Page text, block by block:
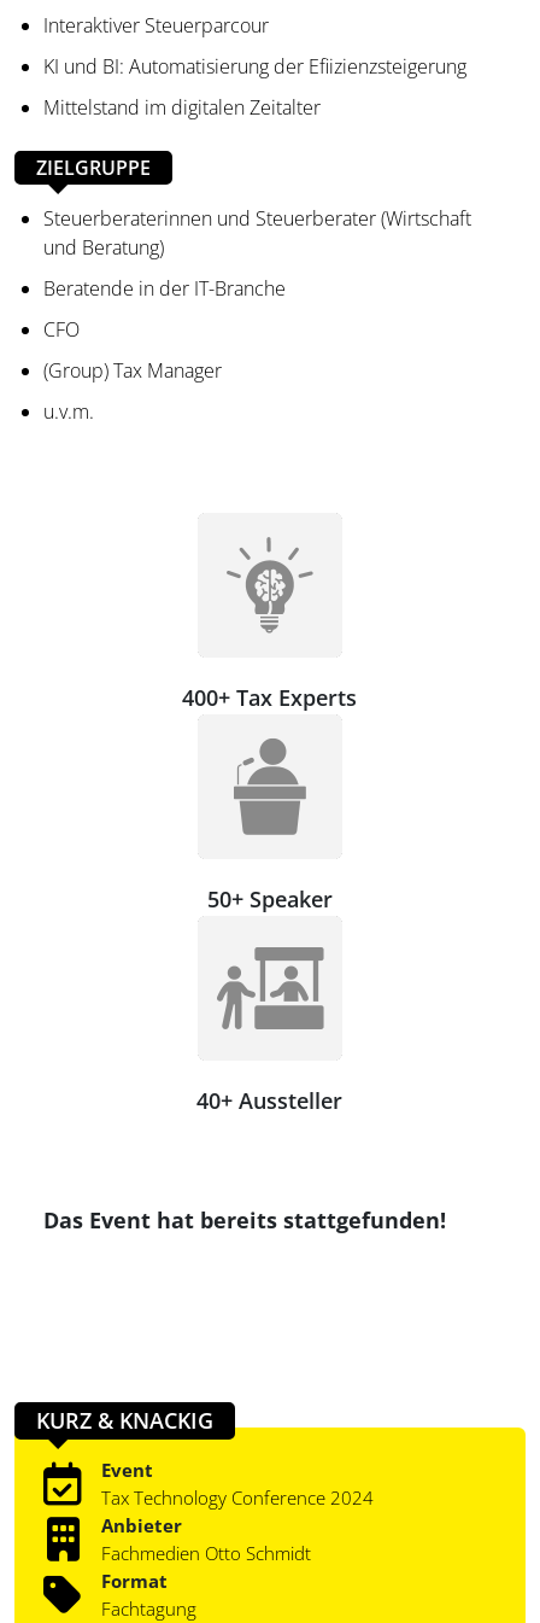
Interaktiver Steuerparcour
KI und BI: Automatisierung der Efiizienzsteigerung
Mittelstand im digitalen Zeitalter
ZIELGRUPPE
Steuerberaterinnen und Steuerberater (Wirtschaft
und Beratung)
Beratende in der IT-Branche
CFO
(Group) Tax Manager
u.v.m.
400+ Tax Experts
50+ Speaker
40+ Aussteller
Das Event hat bereits stattgefunden!
KURZ & KNACKIG
Event
Tax Technology Conference 2024
Anbieter
Fachmedien Otto Schmidt
Format
Fachtagung